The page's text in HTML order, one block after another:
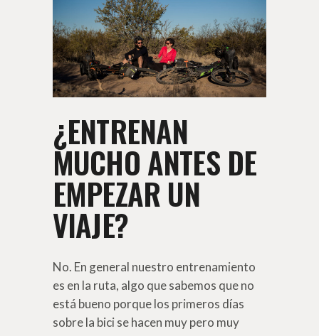
¿ENTRENAN
MUCHO ANTES DE
EMPEZAR UN
VIAJE?
No. En general nuestro entrenamiento
es en la ruta, algo que sabemos que no
está bueno porque los primeros días
sobre la bici se hacen muy pero muy